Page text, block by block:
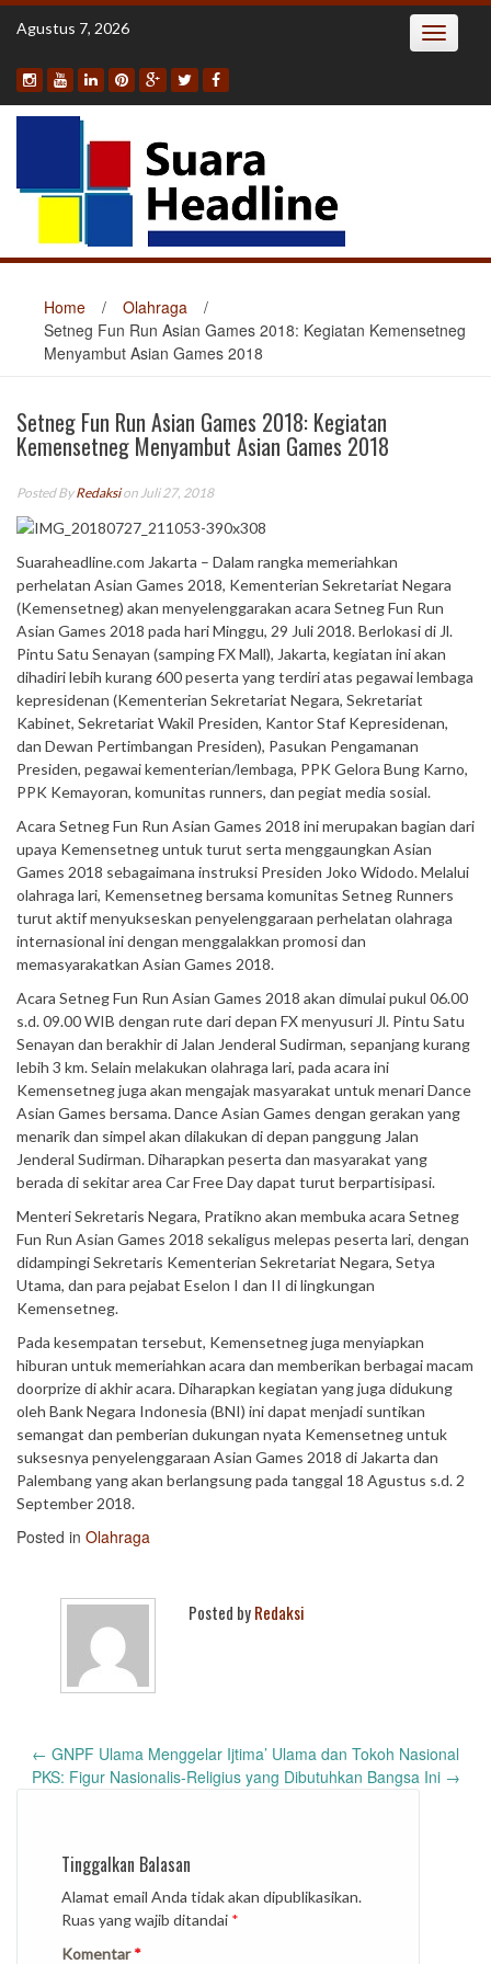
Skip
Agustus 7, 2026 Toggle
Home / Olahraga
/
Setneg Fun Run Asian Games 2018: Kegiatan Kemensetneg
Menyambut Asian Games 2018
Setneg Fun Run Asian Games 2018: Kegiatan
Kemensetneg Menyambut Asian Games 2018
Posted ByRedaksion Juli 27, 2018
Suaraheadline.com Jakarta – Dalam rangka memeriahkan
perhelatan Asian Games 2018, Kementerian Sekretariat Negara
(Kemensetneg) akan menyelenggarakan acara Setneg Fun Run
Asian Games 2018 pada hari Minggu, 29 Juli 2018. Berlokasi di Jl.
Pintu Satu Senayan (samping FX Mall), Jakarta, kegiatan ini akan
dihadiri lebih kurang 600 peserta yang terdiri atas pegawai lembaga
kepresidenan (Kementerian Sekretariat Negara, Sekretariat
Kabinet, Sekretariat Wakil Presiden, Kantor Staf Kepresidenan,
dan Dewan Pertimbangan Presiden), Pasukan Pengamanan
Presiden, pegawai kementerian/lembaga, PPK Gelora Bung Karno,
PPK Kemayoran, komunitas runners, dan pegiat media sosial.
Acara Setneg Fun Run Asian Games 2018 ini merupakan bagian dari
upaya Kemensetneg untuk turut serta menggaungkan Asian
Games 2018 sebagaimana instruksi Presiden Joko Widodo. Melalui
olahraga lari, Kemensetneg bersama komunitas Setneg Runners
turut aktif menyukseskan penyelenggaraan perhelatan olahraga
internasional ini dengan menggalakkan promosi dan
memasyarakatkan Asian Games 2018.
Acara Setneg Fun Run Asian Games 2018 akan dimulai pukul 06.00
s.d. 09.00 WIB dengan rute dari depan FX menyusuri Jl. Pintu Satu
Senayan dan berakhir di Jalan Jenderal Sudirman, sepanjang kurang
lebih 3 km. Selain melakukan olahraga lari, pada acara ini
Kemensetneg juga akan mengajak masyarakat untuk menari Dance
Asian Games bersama. Dance Asian Games dengan gerakan yang
menarik dan simpel akan dilakukan di depan panggung Jalan
Jenderal Sudirman. Diharapkan peserta dan masyarakat yang
berada di sekitar area Car Free Day dapat turut berpartisipasi.
Menteri Sekretaris Negara, Pratikno akan membuka acara Setneg
Fun Run Asian Games 2018 sekaligus melepas peserta lari, dengan
didampingi Sekretaris Kementerian Sekretariat Negara, Setya
Utama, dan para pejabat Eselon I dan II di lingkungan
Kemensetneg.
Pada kesempatan tersebut, Kemensetneg juga menyiapkan
hiburan untuk memeriahkan acara dan memberikan berbagai macam
doorprize di akhir acara. Diharapkan kegiatan yang juga didukung
oleh Bank Negara Indonesia (BNI) ini dapat menjadi suntikan
semangat dan pemberian dukungan nyata Kemensetneg untuk
suksesnya penyelenggaraan Asian Games 2018 di Jakarta dan
Palembang yang akan berlangsung pada tanggal 18 Agustus s.d. 2
September 2018.
Posted in Olahraga
Posted byRedaksi
Post
navigation
← GNPF Ulama Menggelar Ijtima’ Ulama dan Tokoh Nasional
PKS: Figur Nasionalis-Religius yang Dibutuhkan Bangsa Ini →
Tinggalkan Balasan
Alamat email Anda tidak akan dipublikasikan.
Ruas yang wajib ditandai *
Komentar*